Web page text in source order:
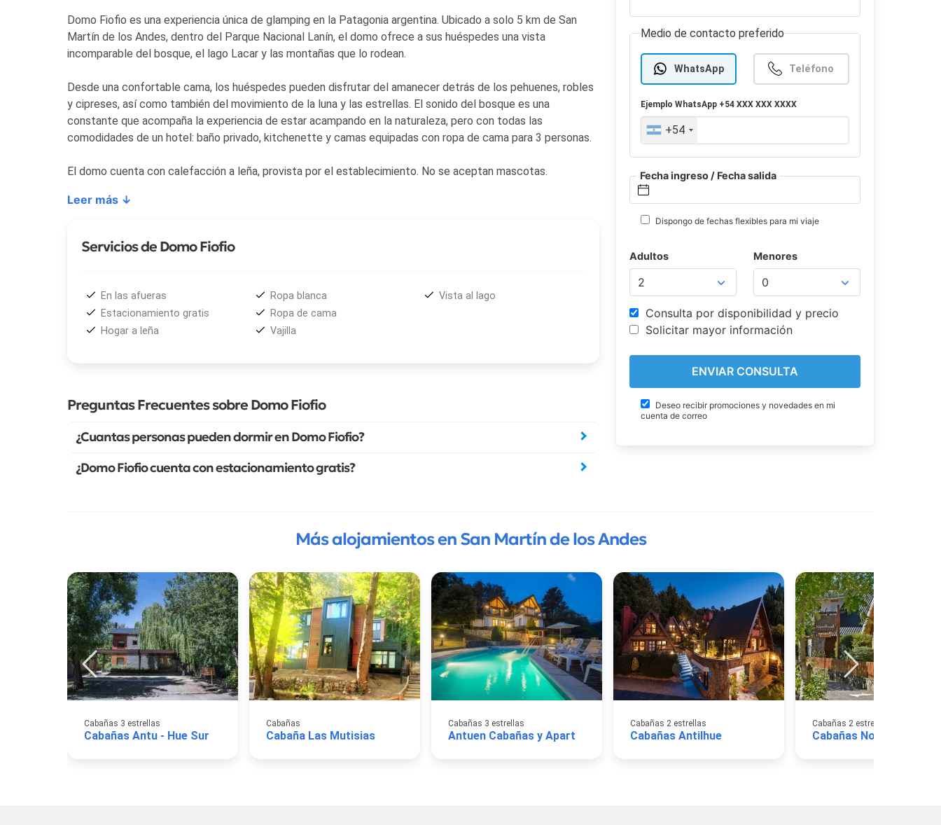
Domo Fiofio es una experiencia única de glamping en la Patagonia argentina. Ubicado a solo 5 km de San
Martín de los Andes, dentro del Parque Nacional Lanín, el domo ofrece a sus huéspedes una vista
incomparable del bosque, el lago Lacar y las montañas que lo rodean.
Desde una confortable cama, los huéspedes pueden disfrutar del amanecer detrás de los pehuenes, robles
y cipreses, así como también del movimiento de la luna y las estrellas. El sonido del bosque es una
constante que acompaña la experiencia de estar acampando en la naturaleza, pero con todas las
comodidades de un hotel: baño privado, kitchenette y camas equipadas con ropa de cama para 3 personas.
El domo cuenta con calefacción a leña, provista por el establecimiento. No se aceptan mascotas.
Leer más ↓
Servicios de Domo Fiofio
En las afueras
Estacionamiento gratis
Hogar a leña
Ropa blanca
Ropa de cama
Vajilla
Vista al lago
Preguntas Frecuentes sobre Domo Fiofio
¿Cuantas personas pueden dormir en Domo Fiofio?
¿Domo Fiofio cuenta con estacionamiento gratis?
Medio de contacto preferido
WhatsApp Teléfono
EjemploWhatsApp +54 XXX XXX XXXX
+54
Fecha ingreso / Fecha salida
Dispongo de fechas flexibles para mi viaje
Adultos Menores
Consulta por disponibilidad y precio
Solicitar mayor información
Deseo recibir promociones y novedades en mi
cuenta de correo
Más alojamientos en San Martín de los Andes
Cabañas 3 estrellas
Cabañas Antu - Hue Sur
Cabañas
Cabaña Las Mutisias
Cabañas 3 estrellas
Antuen Cabañas y Apart
Cabañas 2 estrellas
Cabañas Antilhue
Cabañas 2 estrellas